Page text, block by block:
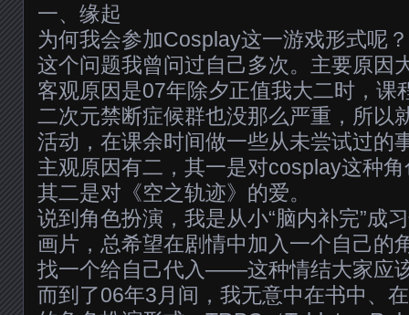
一、缘起
为何我会参加Cosplay这一游戏形式呢？
这个问题我曾问过自己多次。主要原因
客观原因是07年除夕正值我大二时，课
二次元禁断症候群也没那么严重，所以
活动，在课余时间做一些从未尝试过的
主观原因有二，其一是对cosplay这种
其二是对《空之轨迹》的爱。
说到角色扮演，我是从小“脑内补完”成
画片，总希望在剧情中加入一个自己的
找一个给自己代入——这种情结大家应
而到了06年3月间，我无意中在书中、